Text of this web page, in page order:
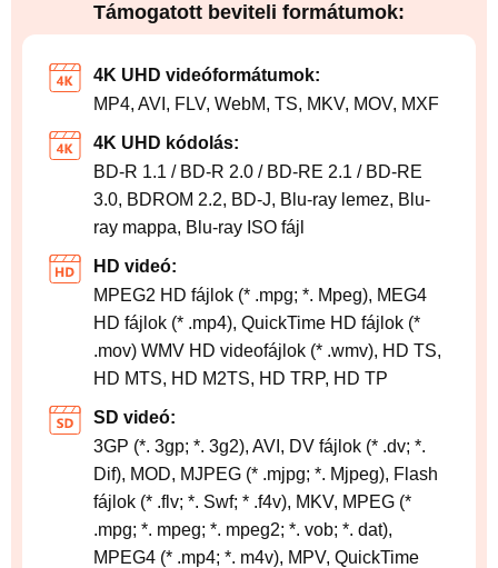
Támogatott beviteli formátumok:
4K UHD videóformátumok:
MP4, AVI, FLV, WebM, TS, MKV, MOV, MXF
4K UHD kódolás:
BD-R 1.1 / BD-R 2.0 / BD-RE 2.1 / BD-RE
3.0, BDROM 2.2, BD-J, Blu-ray lemez, Blu-
ray mappa, Blu-ray ISO fájl
HD videó:
MPEG2 HD fájlok (* .mpg; *. Mpeg), MEG4
HD fájlok (* .mp4), QuickTime HD fájlok (*
.mov) WMV HD videofájlok (* .wmv), HD TS,
HD MTS, HD M2TS, HD TRP, HD TP
SD videó:
3GP (*. 3gp; *. 3g2), AVI, DV fájlok (* .dv; *.
Dif), MOD, MJPEG (* .mjpg; *. Mjpeg), Flash
fájlok (* .flv; *. Swf; * .f4v), MKV, MPEG (*
.mpg; *. mpeg; *. mpeg2; *. vob; *. dat),
MPEG4 (* .mp4; *. m4v), MPV, QuickTime